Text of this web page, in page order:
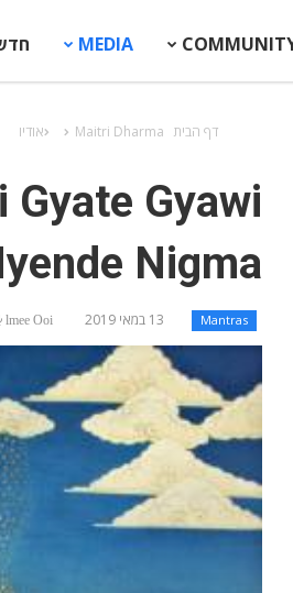
MEDIA
דף הבית Maitri Dharma אודיו
Gyate Gyawi
Nigma
Mantras 13 במאי 2019 lmee Ooi